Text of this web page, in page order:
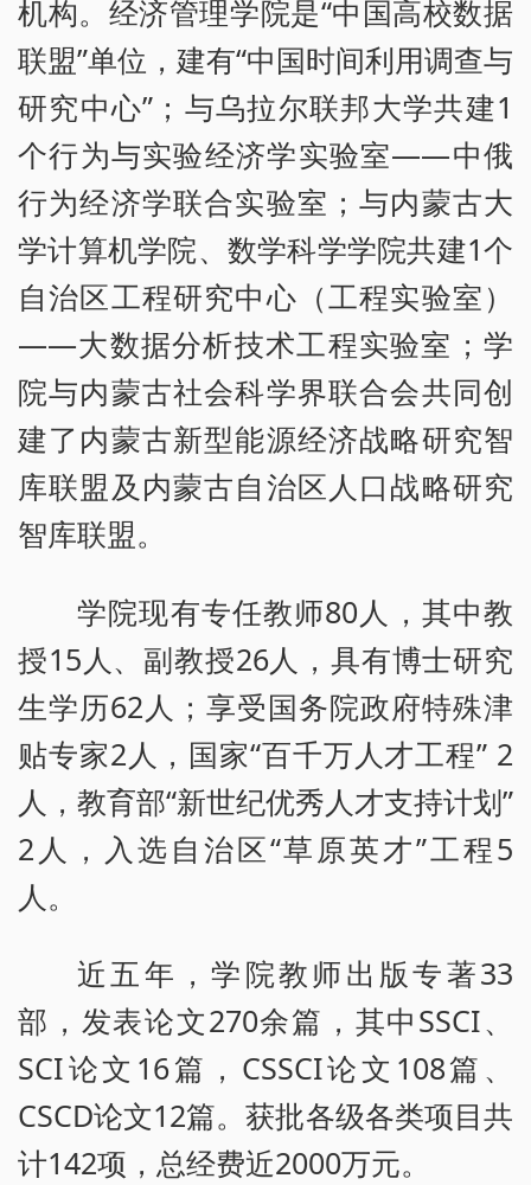
机构。经济管理学院是“中国高校数据
联盟”单位，建有“中国时间利用调查与
研究中心”；与乌拉尔联邦大学共建1
个行为与实验经济学实验室——中俄
行为经济学联合实验室；与内蒙古大
学计算机学院、数学科学学院共建1个
自治区工程研究中心（工程实验室）
——大数据分析技术工程实验室；学
院与内蒙古社会科学界联合会共同创
建了内蒙古新型能源经济战略研究智
库联盟及内蒙古自治区人口战略研究
智库联盟。
学院现有专任教师80人，其中教
授15人、副教授26人，具有博士研究
生学历62人；享受国务院政府特殊津
贴专家2人，国家“百千万人才工程” 2
人，教育部“新世纪优秀人才支持计划”
2人，入选自治区“草原英才”工程5
人。
近五年，学院教师出版专著33
部，发表论文270余篇，其中SSCI、
SCI论文16篇，CSSCI论文108篇、
CSCD论文12篇。获批各级各类项目共
计142项，总经费近2000万元。